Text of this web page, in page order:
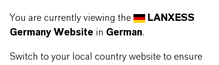
finden Sie gleich elf überzeugende Gründe, warum
LANXESS der richtige Partner für Ihr Unternehmen
ist.
You are currently viewing the
LANXESS
Germany Website in German.
Switch to your local country website to ensure